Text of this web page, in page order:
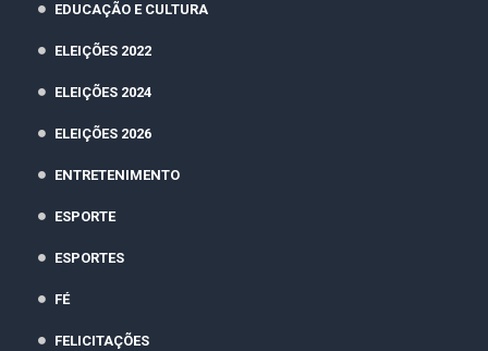
EDUCAÇÃO E CULTURA
ELEIÇÕES 2022
ELEIÇÕES 2024
ELEIÇÕES 2026
ENTRETENIMENTO
ESPORTE
ESPORTES
FÉ
FELICITAÇÕES